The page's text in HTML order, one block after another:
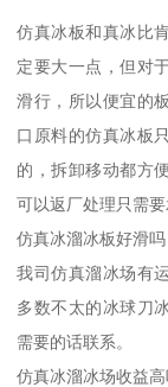
仿真冰板和真冰比
定要大一点，但对
滑行，所以便宜的
口原料的仿真冰板
的，拆卸移动都方
可以返厂处理只需
仿真冰溜冰板好滑吗
我司仿真溜冰场有
多数不太的冰球刀
需要的话联系。
仿真冰溜冰场收益高